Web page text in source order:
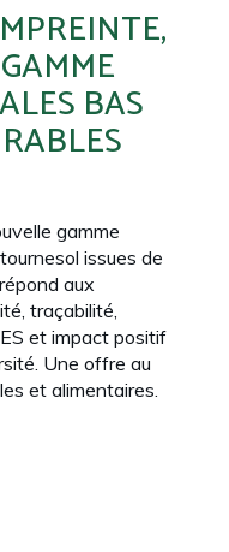
BAS
gamme
issues de
aux
traçabilité,
et impact positif
Une offre au
et alimentaires.